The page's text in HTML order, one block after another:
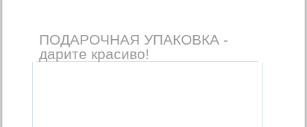
ПОДАРОЧНАЯ УПАКОВКА -
дарите красиво!